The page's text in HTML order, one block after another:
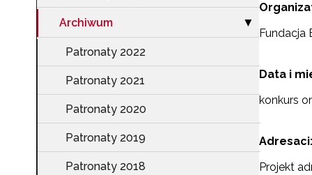
Archiwum Zwiń sekcję
▶
Patronaty 2022
Patronaty 2021
Patronaty 2020
Patronaty 2019
Patronaty 2018
Fundacja
Data i
konkurs
Adresaci:
Projekt